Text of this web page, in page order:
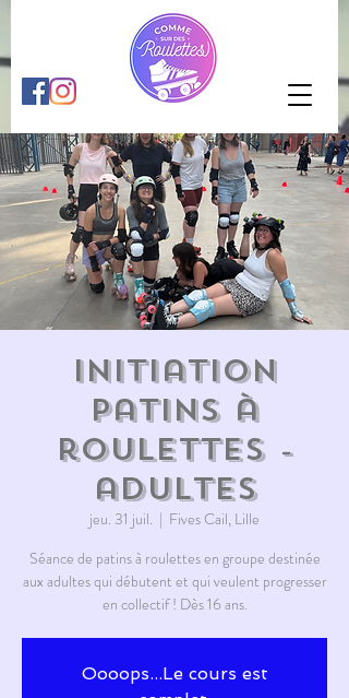
Initiation
patins à
roulettes -
adultes
jeu. 31 juil.
  |
Fives Cail, Lille
Séance de patins à roulettes en groupe destinée
aux adultes qui débutent et qui veulent progresser
en collectif ! Dès 16 ans.
Oooops...Le cours est